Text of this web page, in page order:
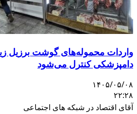
واردات محموله‌های گوشت برزیل
دامپزشکی کنترل می‌شود
۱۴۰۵/۰۵/۰۸
۲۲:۲۸
آقای اقتصاد در شبکه های اجتماعی